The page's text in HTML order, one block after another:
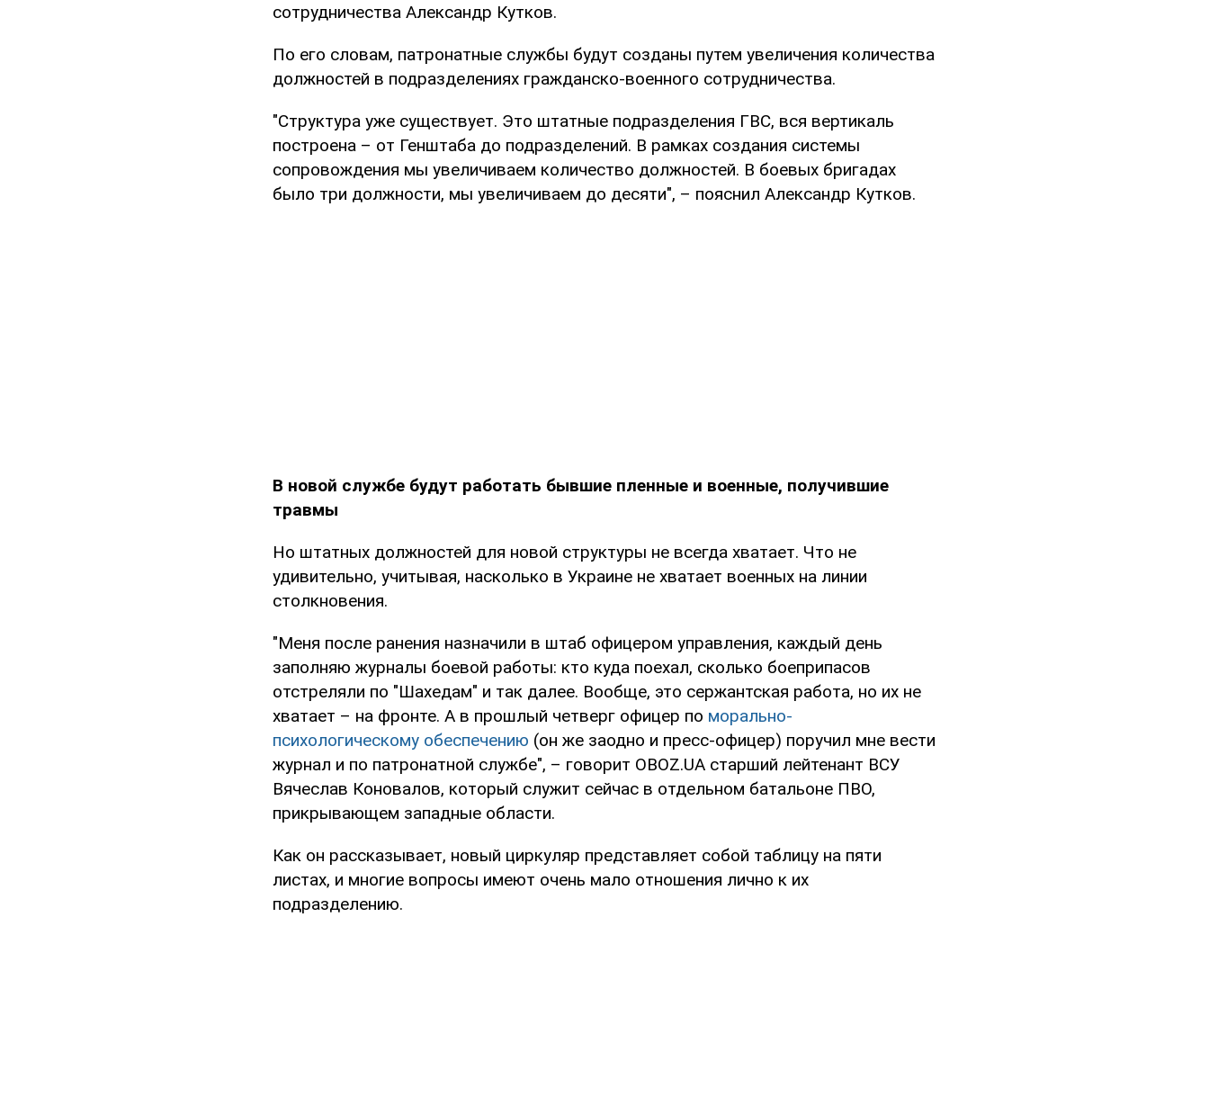
сотрудничества Александр Кутков.
По его словам, патронатные службы будут созданы путем увеличения количества
должностей в подразделениях гражданско-военного сотрудничества.
"Структура уже существует. Это штатные подразделения ГВС, вся вертикаль
построена – от Генштаба до подразделений. В рамках создания системы
сопровождения мы увеличиваем количество должностей. В боевых бригадах
было три должности, мы увеличиваем до десяти", – пояснил Александр Кутков.
В новой службе будут работать бывшие пленные и военные, получившие
травмы
Но штатных должностей для новой структуры не всегда хватает. Что не
удивительно, учитывая, насколько в Украине не хватает военных на линии
столкновения.
"Меня после ранения назначили в штаб офицером управления, каждый день
заполняю журналы боевой работы: кто куда поехал, сколько боеприпасов
отстреляли по "Шахедам" и так далее. Вообще, это сержантская работа, но их не
хватает – на фронте. А в прошлый четверг офицер по морально-
психологическому обеспечению (он же заодно и пресс-офицер) поручил мне вести
журнал и по патронатной службе", – говорит OBOZ.UA старший лейтенант ВСУ
Вячеслав Коновалов, который служит сейчас в отдельном батальоне ПВО,
прикрывающем западные области.
Как он рассказывает, новый циркуляр представляет собой таблицу на пяти
листах, и многие вопросы имеют очень мало отношения лично к их
подразделению.